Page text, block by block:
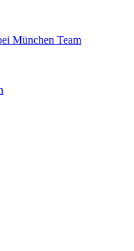
München Team